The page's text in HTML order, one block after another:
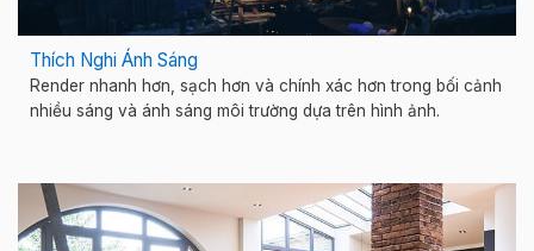
Thích Nghi Ánh Sáng
Render nhanh hơn, sạch hơn và chính xác hơn trong bối cảnh
nhiều sáng và ánh sáng môi trường dựa trên hình ảnh.